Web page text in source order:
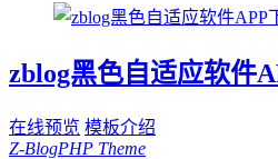
zblog黑色自适应软件
在线预览 模板介绍
Z-BlogPHP Theme